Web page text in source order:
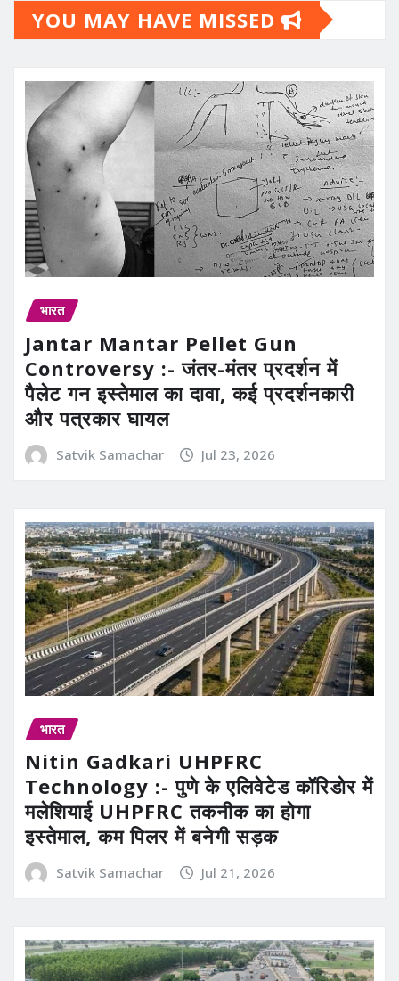
YOU MAY HAVE MISSED
भारत
Jantar Mantar Pellet Gun
Controversy :- जंतर-मंतर प्रदर्शन में
पैलेट गन इस्तेमाल का दावा, कई प्रदर्शनकारी
और पत्रकार घायल
Satvik Samachar Jul 23, 2026
भारत
Nitin Gadkari UHPFRC
Technology :- पुणे के एलिवेटेड कॉरिडोर में
मलेशियाई UHPFRC तकनीक का होगा
इस्तेमाल, कम पिलर में बनेगी सड़क
Satvik Samachar Jul 21, 2026